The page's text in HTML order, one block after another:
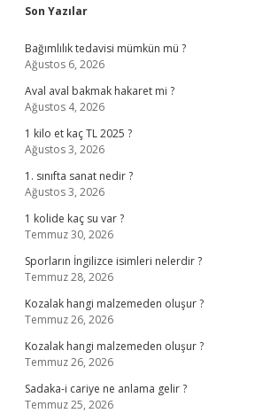
Sidebar
Son Yazılar
Bağımlılık tedavisi mümkün mü ?
Ağustos 6, 2026
Aval aval bakmak hakaret mi ?
Ağustos 4, 2026
1 kilo et kaç TL 2025 ?
Ağustos 3, 2026
1. sınıfta sanat nedir ?
Ağustos 3, 2026
1 kolide kaç su var ?
Temmuz 30, 2026
Sporların İngilizce isimleri nelerdir ?
Temmuz 28, 2026
Kozalak hangi malzemeden oluşur ?
Temmuz 26, 2026
Kozalak hangi malzemeden oluşur ?
Temmuz 26, 2026
Sadaka-i cariye ne anlama gelir ?
Temmuz 25, 2026